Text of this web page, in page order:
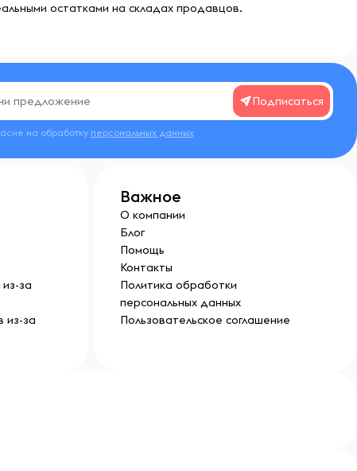
остатками на складах продавцов.
Подписаться
на обработку персональных данных
за
из-за
Важное
О компании
Блог
Помощь
Контакты
Политика обработки
персональных данных
Пользовательское соглашение